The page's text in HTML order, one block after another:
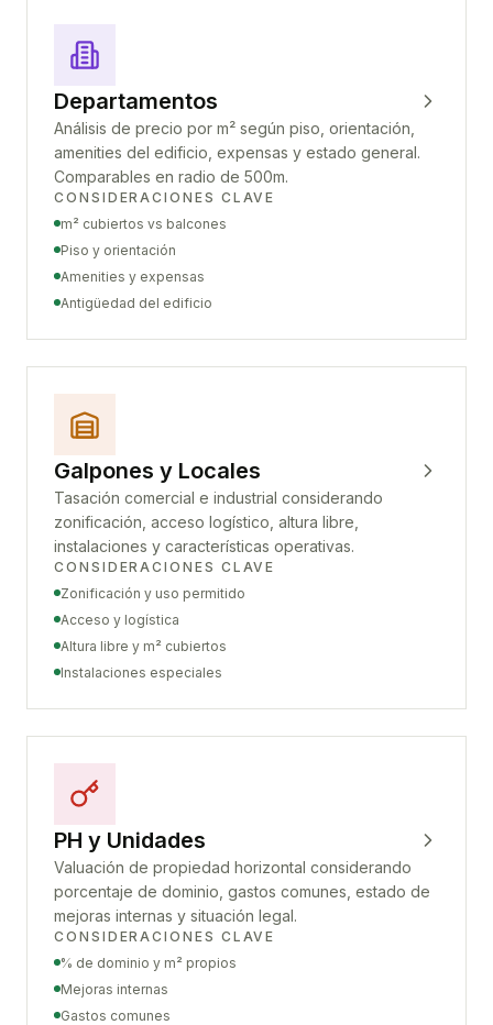
Departamentos
Análisis de precio por m² según piso, orientación,
amenities del edificio, expensas y estado general.
Comparables en radio de 500m.
CONSIDERACIONES CLAVE
m² cubiertos vs balcones
Piso y orientación
Amenities y expensas
Antigüedad del edificio
Galpones y Locales
Tasación comercial e industrial considerando
zonificación, acceso logístico, altura libre,
instalaciones y características operativas.
CONSIDERACIONES CLAVE
Zonificación y uso permitido
Acceso y logística
Altura libre y m² cubiertos
Instalaciones especiales
PH y Unidades
Valuación de propiedad horizontal considerando
porcentaje de dominio, gastos comunes, estado de
mejoras internas y situación legal.
CONSIDERACIONES CLAVE
% de dominio y m² propios
Mejoras internas
Gastos comunes